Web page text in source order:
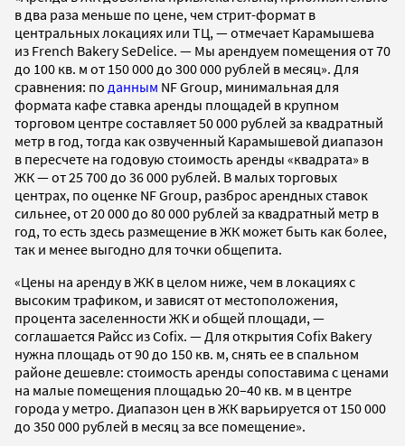
в два раза меньше по цене, чем стрит-формат в
центральных локациях или ТЦ, — отмечает Карамышева
из French Bakery SeDelice. — Мы арендуем помещения от 70
до 100 кв. м от 150 000 до 300 000 рублей в месяц». Для
сравнения: по данным NF Group, минимальная для
формата кафе ставка аренды площадей в крупном
торговом центре составляет 50 000 рублей за квадратный
метр в год, тогда как озвученный Карамышевой диапазон
в пересчете на годовую стоимость аренды «квадрата» в
ЖК — от 25 700 до 36 000 рублей. В малых торговых
центрах, по оценке NF Group, разброс арендных ставок
сильнее, от 20 000 до 80 000 рублей за квадратный метр в
год, то есть здесь размещение в ЖК может быть как более,
так и менее выгодно для точки общепита.
«Цены на аренду в ЖК в целом ниже, чем в локациях с
высоким трафиком, и зависят от местоположения,
процента заселенности ЖК и общей площади, —
соглашается Райсс из Cofix. — Для открытия Cofix Bakery
нужна площадь от 90 до 150 кв. м, снять ее в спальном
районе дешевле: стоимость аренды сопоставима с ценами
на малые помещения площадью 20–40 кв. м в центре
города у метро. Диапазон цен в ЖК варьируется от 150 000
до 350 000 рублей в месяц за все помещение».